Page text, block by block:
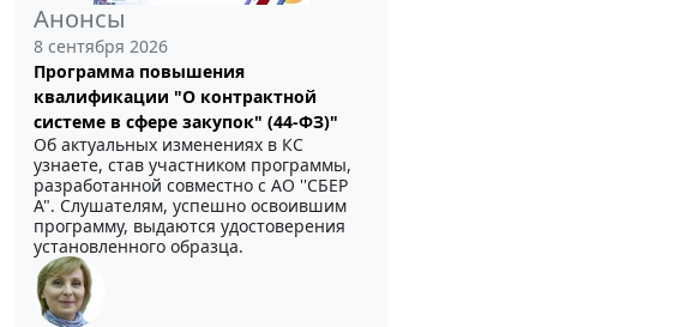
Анонсы
8 сентября 2026
Программа повышения
квалификации "О контрактной
системе в сфере закупок" (44-ФЗ)"
Об актуальных изменениях в КС
узнаете, став участником программы,
разработанной совместно с АО ''СБЕР
А". Слушателям, успешно освоившим
программу, выдаются удостоверения
установленного образца.